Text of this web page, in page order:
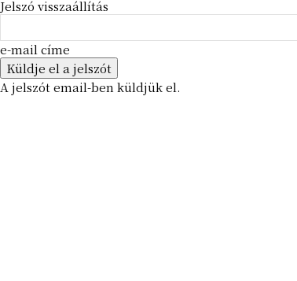
Jelszó visszaállítás
e-mail címe
A jelszót email-ben küldjük el.